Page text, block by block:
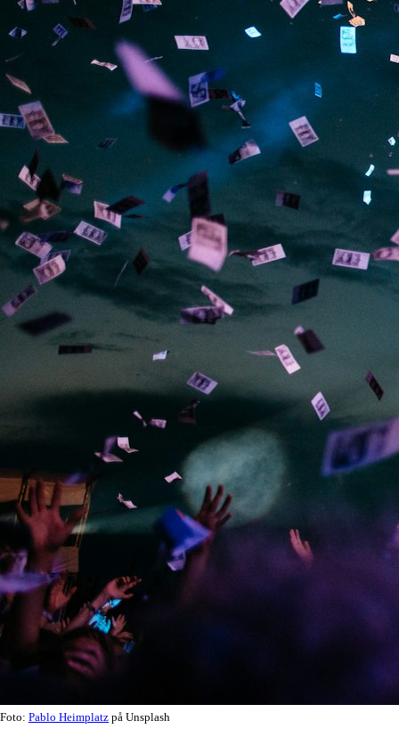
Foto: Pablo Heimplatz på Unsplash